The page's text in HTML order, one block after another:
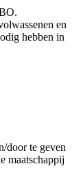
en
hebben in
door te geven
maatschappij